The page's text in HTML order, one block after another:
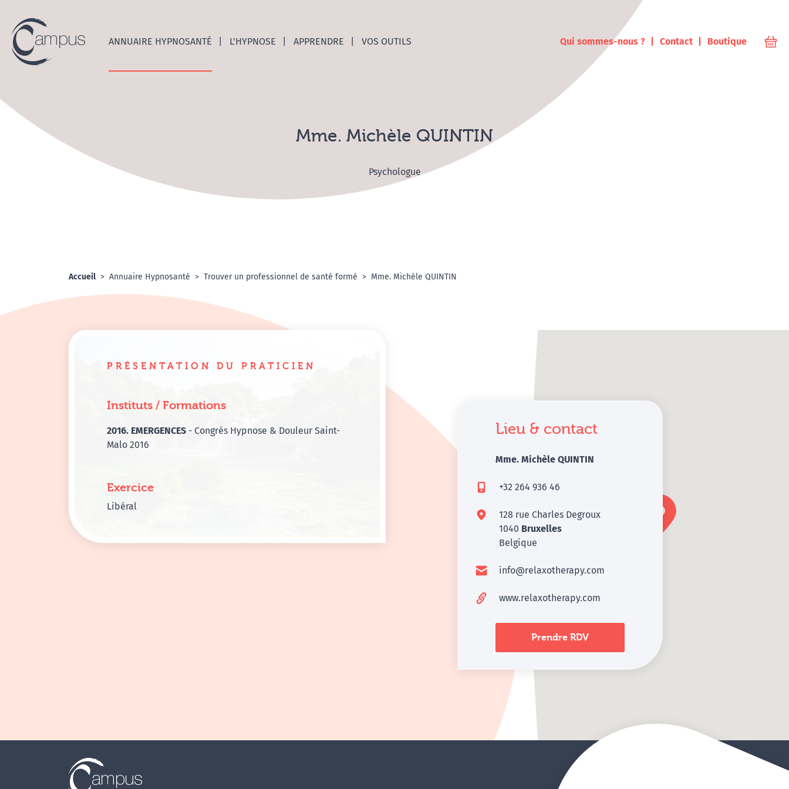
Emergences Campus
ANNUAIRE HYPNOSANTÉ L'HYPNOSE APPRENDRE VOS OUTILS Qui sommes-nous ? Contact Boutique
Mme. Michèle QUINTIN
Psychologue
Accueil Annuaire Hypnosanté Trouver un professionnel de santé formé Mme. Michèle QUINTIN
PRÉSENTATION DU PRATICIEN
Instituts / Formations
2016. EMERGENCES - Congrès Hypnose & Douleur Saint-
Malo 2016
Exercice
Libéral
Lieu & contact
Mme. Michèle QUINTIN
+32 264 936 46
128 rue Charles Degroux
1040 Bruxelles
Belgique
info@relaxotherapy.com
www.relaxotherapy.com
Prendre RDV